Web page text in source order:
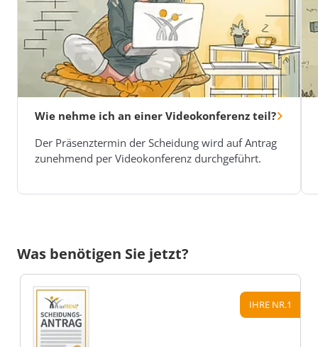
Wie nehme ich an einer Videokonferenz teil?
Der Präsenztermin der Scheidung wird auf Antrag
zunehmend per Videokonferenz durchgeführt.
Was benötigen Sie jetzt?
IHRE NR.1